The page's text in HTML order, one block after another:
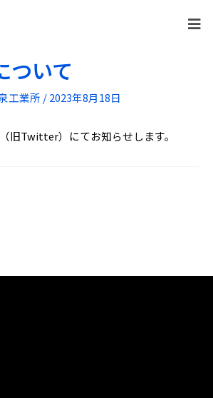
ついて
工業所 /2023年8月18日
旧Twitter）にてお知らせします。